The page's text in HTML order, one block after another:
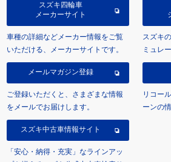
スズキ四輪車
メーカーサイト
車種の詳細などメーカー情報をご覧
いただける、メーカーサイトです。
スズキ
ミュレ
メールマガジン登録
ご登録いただくと、さまざまな情報
をメールでお届けします。
リコー
ーンの
スズキ中古車情報サイト
「安心・納得・充実」なラインアッ